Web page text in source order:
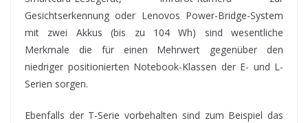
Gesichtserkennung oder Lenovos Power-Bridge-System
mit zwei Akkus (bis zu 104 Wh) sind wesentliche
Merkmale die für einen Mehrwert gegenüber den
niedriger positionierten Notebook-Klassen der E- und L-
Serien sorgen.
Ebenfalls der T-Serie vorbehalten sind zum Beispiel das